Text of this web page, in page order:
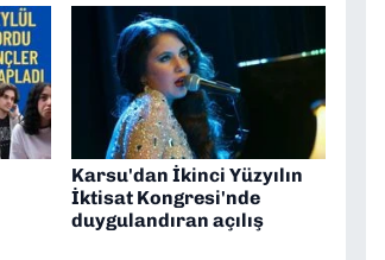
Karsu'dan İkinci Yüzyılın
İktisat Kongresi'nde
duygulandıran açılış